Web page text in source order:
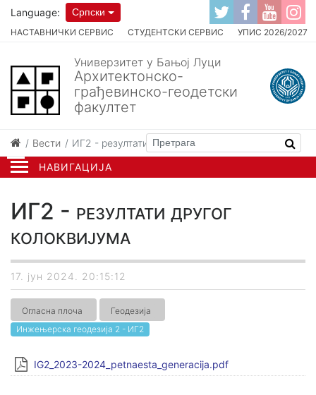
НАВИГАЦИЈА
НАСТАВНИЧКИ СЕРВИС СТУДЕНТСКИ СЕРВИС УПИС 2026/2027
Language: Српски
Универзитет у Бањој Луци
Архитектонско-
грађевинско-геодетски
факултет
Вести ИГ2 - резултати другог колоквијума
ИГ2 - резултати другог
колоквијума
17. јун 2024. 20:15:12
Огласна плоча
Геодезија
Инжењерска геодезија 2 - ИГ2
IG2_2023-2024_petnaesta_generacija.pdf